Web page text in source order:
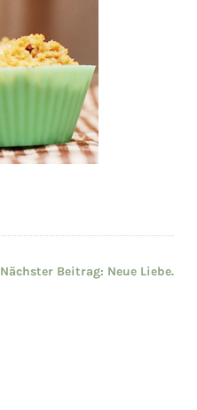
Nächster Beitrag: Neue Liebe.